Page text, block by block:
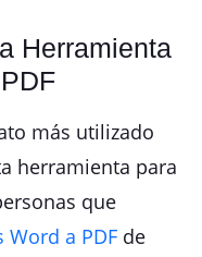
Herramienta
más utilizado
herramienta para
que
a PDF de